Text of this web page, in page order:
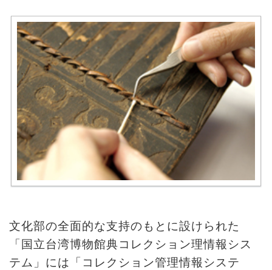
と
研
究
台
博
館
に
つ
い
サ
イ
文化部の全面的な支持のもとに設けられた
「国立台湾博物館典コレクション理情報シス
テム」には「コレクション管理情報システ